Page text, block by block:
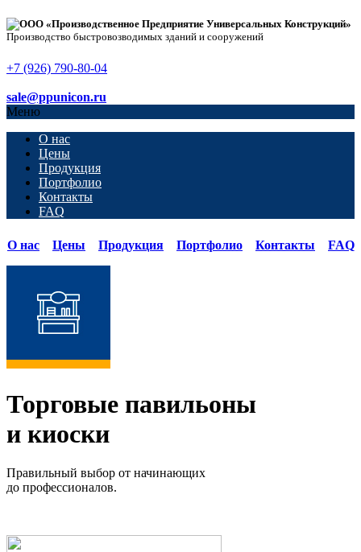
ООО «Производственное Предприятие Универсальных Конструкций»
Производство быстровозводимых зданий и сооружений
+7 (926) 790-80-04
sale@ppunicon.ru
Меню
О нас
Цены
Продукция
Портфолио
Контакты
FAQ
О нас Цены Продукция Портфолио Контакты FAQ
Торговые павильоны
и киоски
Правильный выбор от начинающих
до профессионалов.